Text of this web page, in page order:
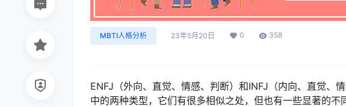
MBTI人格分析 23年5月20日 0 358
ENFJ（外向、直觉、情感、判断）和INFJ（内向、直觉、
中的两种类型，它们有很多相似之处，但也有一些显著的